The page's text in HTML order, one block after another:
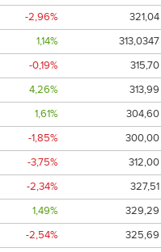
-2,96%
321,04
1,14%
313,0347
-0,19%
315,70
4,26%
313,99
1,61%
304,60
-1,85%
300,00
-3,75%
312,00
-2,34%
327,51
1,49%
329,29
-2,54%
325,69